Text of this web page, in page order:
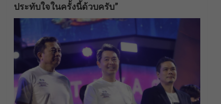
ประทับใจในครั้งนี้ด้วบครับ”